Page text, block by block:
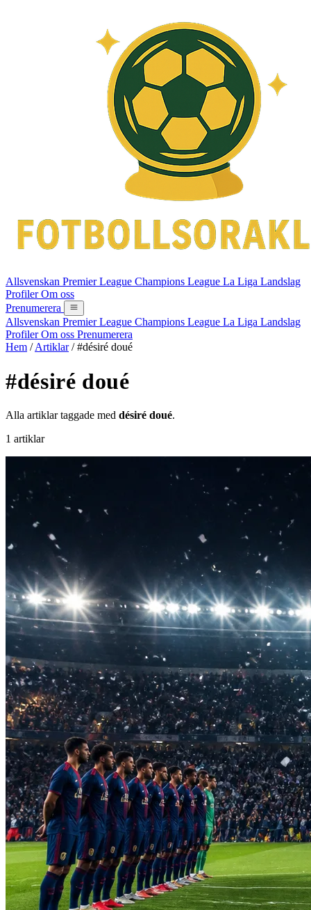
Allsvenskan Premier League Champions League La Liga Landslag
ProfilerOm oss
Prenumerera
Allsvenskan Premier League Champions League La Liga Landslag
ProfilerOm oss Prenumerera
Hem / Artiklar / #désiré doué
#désiré doué
Alla artiklar taggade med désiré doué.
1 artiklar